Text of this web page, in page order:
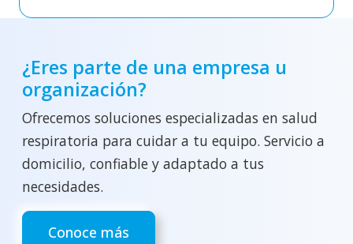
¿Eres parte de una empresa u
organización?
Ofrecemos soluciones especializadas en salud
respiratoria para cuidar a tu equipo. Servicio a
domicilio, confiable y adaptado a tus
necesidades.
Conoce más